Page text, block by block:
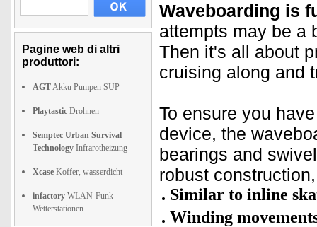
Pagine web di altri
produttori:
AGTAkku Pumpen SUP
Playtastic Drohnen
Semptec Urban Survival
Technology Infrarotheizung
Xcase Koffer, wasserdicht
infactory WLAN-Funk-
Wetterstationen
Waveboarding is
attempts may be a
Then it's all about
cruising along and
To ensure you
device, the
bearings and
robust
Similar to inline
Winding